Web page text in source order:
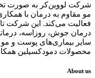
شرکت لووین‌کر به صورت
مو مقاوم به درمان با
فعالیت می‌کند. این شرکت
درمان جوش، روزاسه،
سایر بیماری‌های پوست و
محصولات دمودکسیلین
About us